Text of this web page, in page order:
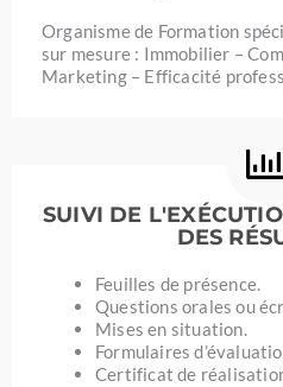
Organisme de Formation
sur mesure : Immobilier –
Marketing – Efficacité
SUIVI DE
DES
Feuilles de présence.
Questions orales ou
Mises en situation.
Formulaires
Certificat de